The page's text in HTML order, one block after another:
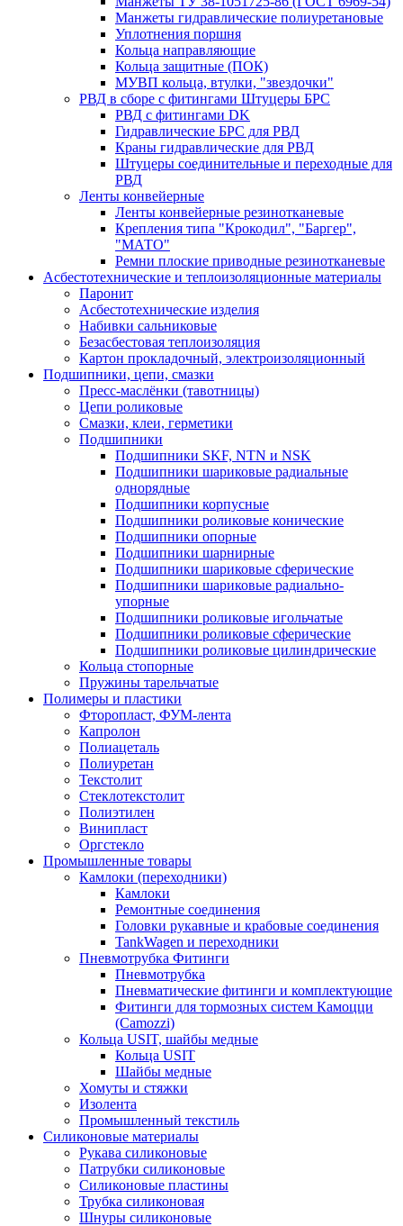
Манжеты гидравлические полиуретановые
Уплотнения поршня
Кольца направляющие
Кольца защитные (ПОК)
МУВП кольца, втулки, "звездочки"
РВД в сборе с фитингами Штуцеры БРС
РВД с фитингами DK
Гидравлические БРС для РВД
Краны гидравлические для РВД
Штуцеры соединительные и переходные для
РВД
Ленты конвейерные
Ленты конвейерные резинотканевые
Крепления типа "Крокодил", "Баргер",
"МАТО"
Ремни плоские приводные резинотканевые
Асбестотехнические и теплоизоляционные материалы
Паронит
Асбестотехнические изделия
Набивки сальниковые
Безасбестовая теплоизоляция
Картон прокладочный, электроизоляционный
Подшипники, цепи, смазки
Пресс-маслёнки (тавотницы)
Цепи роликовые
Смазки, клеи, герметики
Подшипники
Подшипники SKF, NTN и NSK
Подшипники шариковые радиальные
однорядные
Подшипники корпусные
Подшипники роликовые конические
Подшипники опорные
Подшипники шарнирные
Подшипники шариковые сферические
Подшипники шариковые радиально-
упорные
Подшипники роликовые игольчатые
Подшипники роликовые сферические
Подшипники роликовые цилиндрические
Кольца стопорные
Пружины тарельчатые
Полимеры и пластики
Фторопласт, ФУМ-лента
Капролон
Полиацеталь
Полиуретан
Текстолит
Стеклотекстолит
Полиэтилен
Винипласт
Оргстекло
Промышленные товары
Камлоки (переходники)
Камлоки
Ремонтные соединения
Головки рукавные и крабовые соединения
TankWagen и переходники
Пневмотрубка Фитинги
Пневмотрубка
Пневматические фитинги и комплектующие
Фитинги для тормозных систем Камоцци
(Camozzi)
Кольца USIT, шайбы медные
Кольца USIT
Шайбы медные
Хомуты и стяжки
Изолента
Промышленный текстиль
Силиконовые материалы
Рукава силиконовые
Патрубки силиконовые
Силиконовые пластины
Трубка силиконовая
Шнуры силиконовые